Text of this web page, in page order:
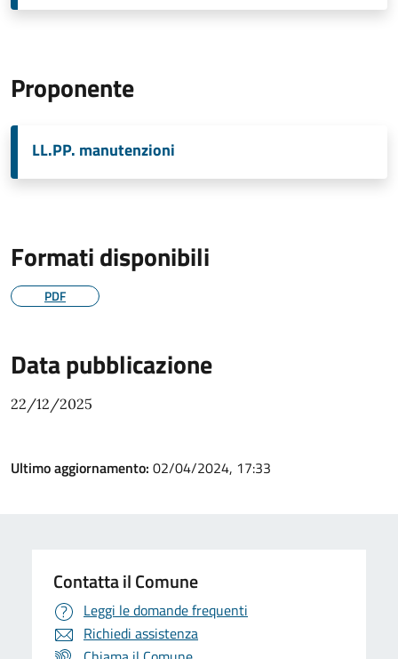
Proponente
LL.PP. manutenzioni
Formati disponibili
PDF
Data pubblicazione
22/12/2025
Ultimo aggiornamento: 02/04/2024, 17:33
Contatta il Comune
Leggi le domande frequenti
Richiedi assistenza